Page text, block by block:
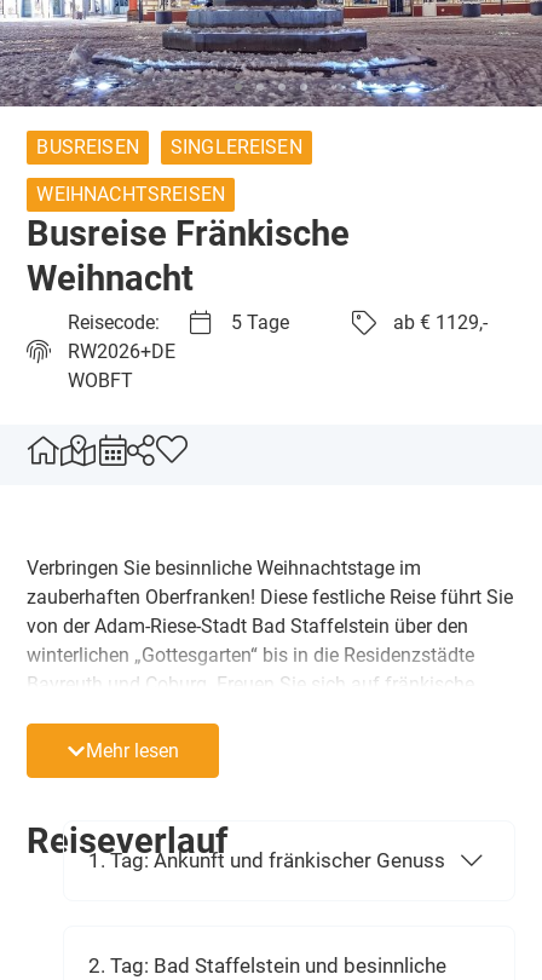
BUSREISEN SINGLEREISEN
WEIHNACHTSREISEN
Busreise Fränkische
Weihnacht
Reisecode:
RW2026+DE
WOBFT
5 Tage ab € 1129,-
Verbringen Sie besinnliche Weihnachtstage im
zauberhaften Oberfranken! Diese festliche Reise führt Sie
von der Adam-Riese-Stadt Bad Staffelstein über den
winterlichen „Gottesgarten“ bis in die Residenzstädte
Bayreuth und Coburg. Freuen Sie sich auf fränkische
Feuerzangenbowle, eine romantische Fackelwanderung
und lebendige Geschichte.
Mehr lesen
Reiseverlauf
1. Tag: Ankunft und fränkischer Genuss
2. Tag: Bad Staffelstein und besinnliche